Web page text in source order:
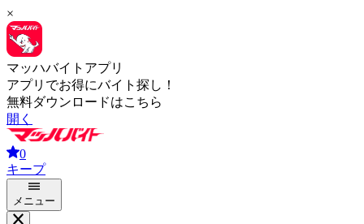
×
マッハバイトアプリ
アプリでお得にバイト探し！
無料ダウンロードはこちら
開く
0
キープ
メニュー